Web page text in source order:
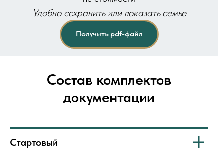
Удобно сохранить или показать семье
Получить pdf-файл
Состав комплектов
документации
Стартовый